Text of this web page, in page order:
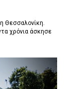
Θεσσαλονίκη.
χρόνια άσκησε